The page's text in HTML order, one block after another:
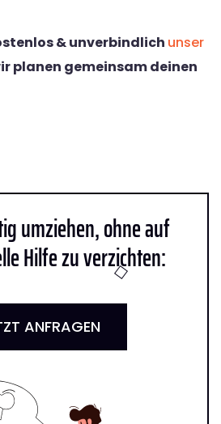
& unverbindlich unser
planen gemeinsam deinen
umziehen, ohne auf
Hilfe zu verzichten:
ANFRAGEN